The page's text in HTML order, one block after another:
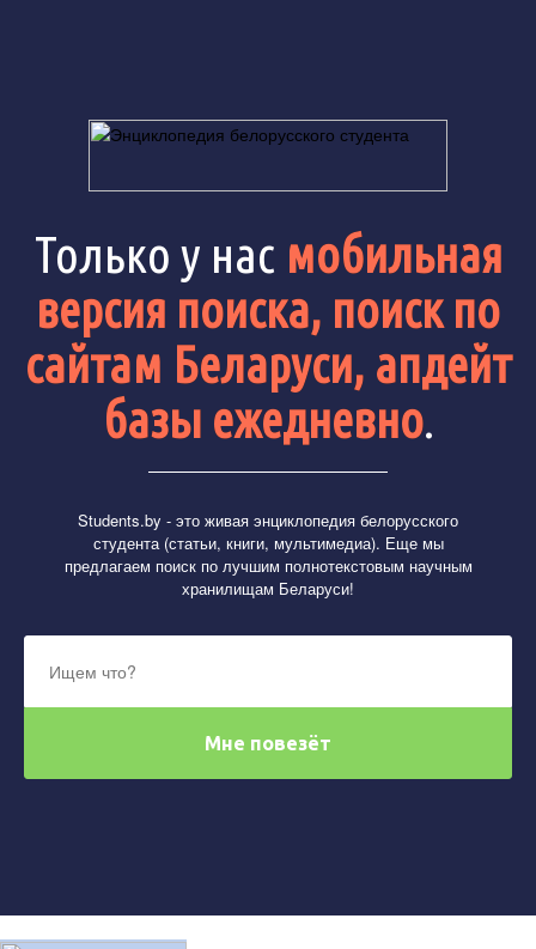
Только у нас мобильная
версия поиска, поиск по
сайтам Беларуси, апдейт
базы ежедневно.
Students.by - это живая энциклопедия белорусского
студента (статьи, книги, мультимедиа). Еще мы
предлагаем поиск по лучшим полнотекстовым научным
хранилищам Беларуси!